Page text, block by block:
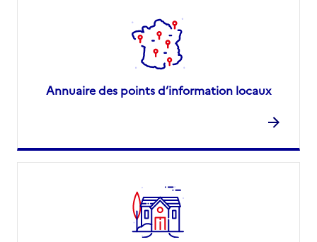
Annuaire des points d’information locaux